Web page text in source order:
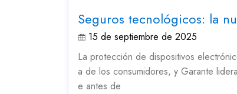
Seguros tecnológicos: la
15 de septiembre de 2025
La protección de dispositivos
a de los consumidores, y Garante
e antes de